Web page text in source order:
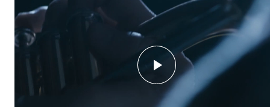
STUDENTLIV
Søknad og opptak
Fagmiljøer